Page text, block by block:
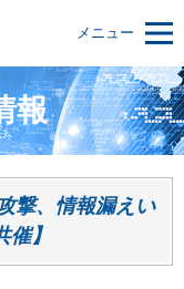
メニュー
報
撃、情報漏えい
催】